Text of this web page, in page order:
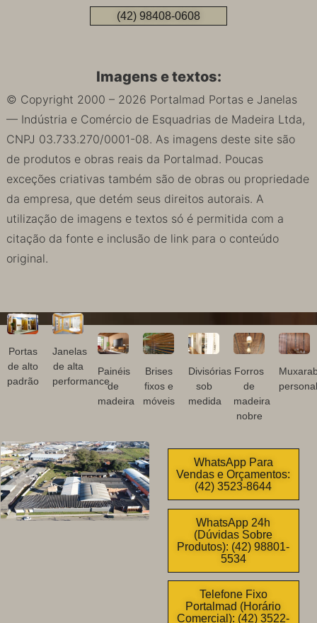
(42) 98408-0608
Imagens e textos:
© Copyright 2000 – 2026 Portalmad Portas e Janelas
— Indústria e Comércio de Esquadrias de Madeira Ltda,
CNPJ 03.733.270/0001-08. As imagens deste site são
de produtos e obras reais da Portalmad. Poucas
exceções criativas também são de obras ou propriedade
da empresa, que detém seus direitos autorais. A
utilização de imagens e textos só é permitida com a
citação da fonte e inclusão de link para o conteúdo
original.
Portas
de alto
padrão
Janelas
de alta
performance
Painéis
de
madeira
Brises
fixos e
móveis
Divisórias
sob
medida
Forros
de
madeira
nobre
WhatsApp Para
Vendas e Orçamentos:
(42) 3523-8644
WhatsApp 24h
(Dúvidas Sobre
Produtos): (42) 98801-
5534
Telefone Fixo
Portalmad (Horário
Comercial): (42) 3522-